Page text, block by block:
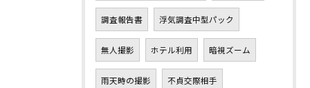
調査報告書 浮気調査中型パック
無人撮影 ホテル利用 暗視ズーム
雨天時の撮影 不貞交際相手